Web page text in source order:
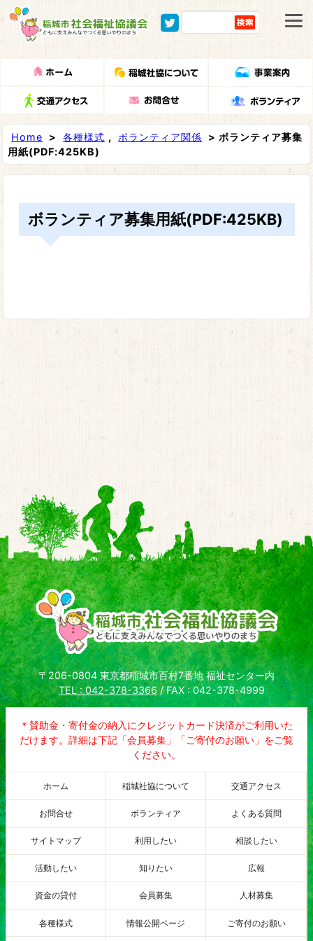
Home > 各種様式 , ボランティア関係
> ボランティア募集
用紙(PDF:425KB)
ボランティア募集用紙(PDF:425KB)
〒206-0804 東京都稲城市百村7番地 福祉センター内
TEL : 042-378-3366/ FAX : 042-378-4999
＊賛助金・寄付金の納入にクレジットカード決済がご利用いた
だけます。詳細は下記「会員募集」「ご寄付のお願い」をご覧
ください。
ホーム 稲城社協について 交通アクセス
お問合せ ボランティア よくある質問
サイトマップ 利用したい 相談したい
活動したい 知りたい 広報
資金の貸付 会員募集 人材募集
各種様式 情報公開ページ ご寄付のお願い